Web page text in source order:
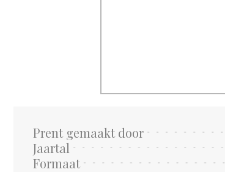
Prent gemaakt door
Jaartal
Formaat